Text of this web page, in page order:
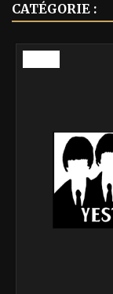
CATÉGORIE :